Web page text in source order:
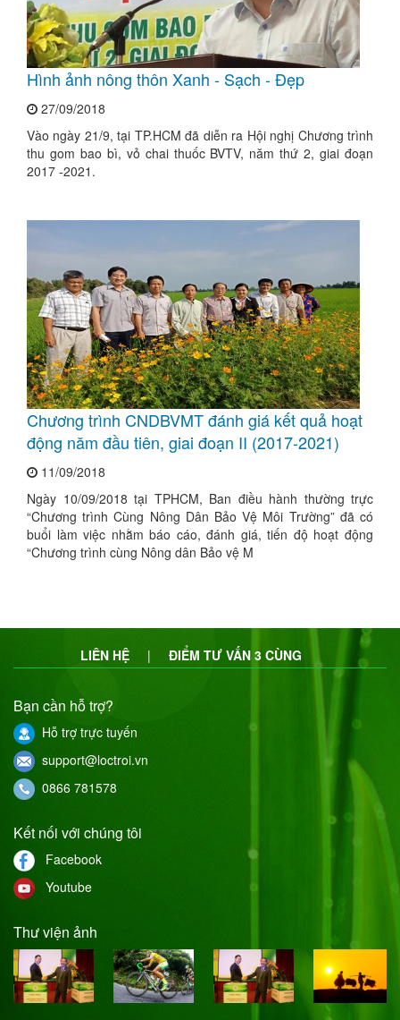
Hình ảnh nông thôn Xanh - Sạch - Đẹp
27/09/2018
Vào ngày 21/9, tại TP.HCM đã diễn ra Hội nghị Chương trình
thu gom bao bì, vỏ chai thuốc BVTV, năm thứ 2, giai đoạn
2017 -2021.
Chương trình CNDBVMT đánh giá kết quả hoạt
động năm đầu tiên, giai đoạn II (2017-2021)
11/09/2018
​Ngày 10/09/2018 tại TPHCM, Ban điều hành thường trực
“Chương trình Cùng Nông Dân Bảo Vệ Môi Trường” đã có
buổi làm việc nhằm báo cáo, đánh giá, tiến độ hoạt động
“Chương trình cùng Nông dân Bảo vệ M
LIÊN HỆ | ĐIỂM TƯ VẤN 3 CÙNG
Bạn cần hỗ trợ?
Hỗ trợ trực tuyến
support@loctroi.vn
0866 781578
Kết nối với chúng tôi
Facebook
Youtube
Thư viện ảnh